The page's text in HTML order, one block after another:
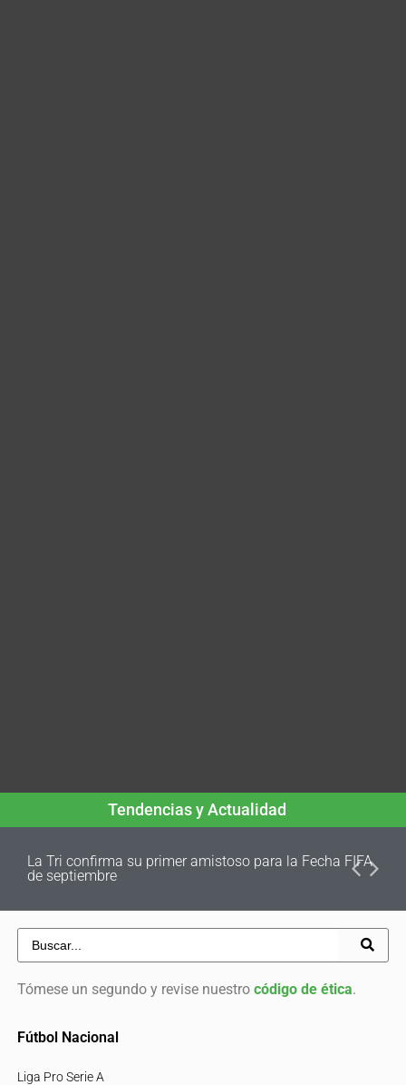
Tendencias y Actualidad
La Tri confirma su primer amistoso para la Fecha FIFA
de septiembre
Tómese un segundo y revise nuestro código de ética.
Fútbol Nacional
Liga Pro Serie A